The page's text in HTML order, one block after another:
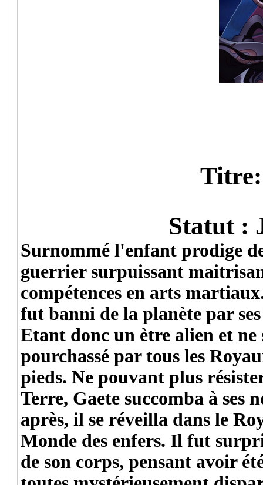
Statut :
Surnommé l'enfant prodige
guerrier surpuissant
compétences en arts
fut banni de la planète par
Etant donc un ètre alien et
pourchassé par tous les
pieds. Ne pouvant plus
Terre, Gaete succomba à ses
après, il se réveilla dans le
Monde des enfers. Il fut
de son corps, pensant avoir